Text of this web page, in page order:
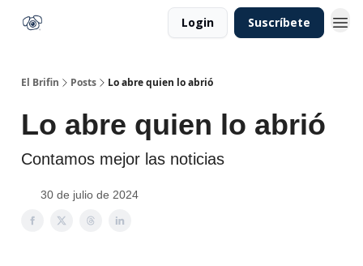
Login Suscríbete
El Brifin Posts Lo abre quien lo abrió
Lo abre quien lo abrió
Contamos mejor las noticias
30 de julio de 2024